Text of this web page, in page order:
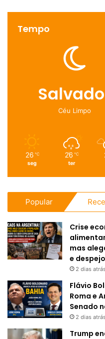
Tempo
Céu Limpo
26 ℃
seg
26 ℃
ter
Popular
Crise
mas
e
2 dias atrás
Flávio
Roma e
Senado
2 dias atrás
Trump